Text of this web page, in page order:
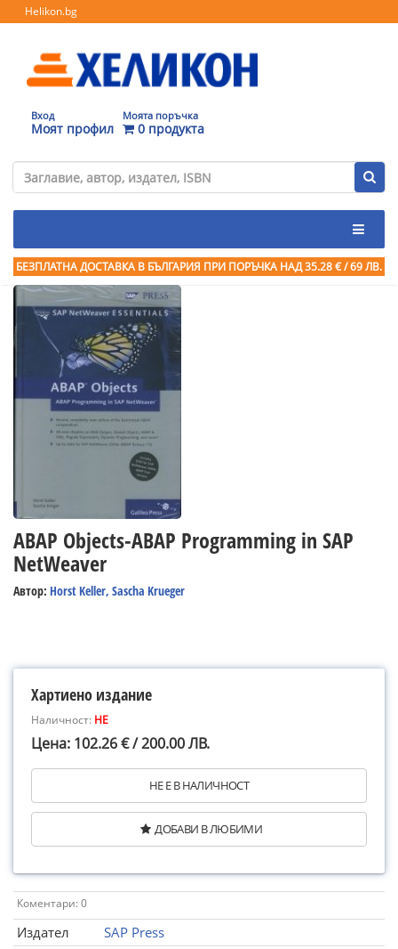
Helikon.bg
Вход
Моят профил
Моята поръчка
0 продукта
БЕЗПЛАТНА ДОСТАВКА В БЪЛГАРИЯ ПРИ ПОРЪЧКА НАД 35.28 € / 69 ЛВ.
ABAP Objects-ABAP Programming in SAP
NetWeaver
Автор: Horst Keller, Sascha Krueger
Хартиено издание
Наличност: НЕ
Цена: 102.26 € / 200.00 ЛВ.
НЕ Е В НАЛИЧНОСТ
ДОБАВИ В ЛЮБИМИ
Коментари: 0
Издател
SAP Press